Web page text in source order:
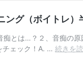
ング（ボイトレ）
とは…？２、音痴の原
チェック！A. … 続きを